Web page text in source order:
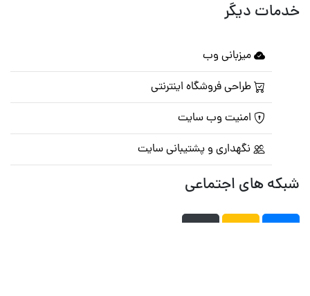
خدمات دیگر
میزبانی وب
طراحی فروشگاه اینترنتی
امنیت وب سایت
نگهداری و پشتیبانی سایت
شبکه های اجتماعی